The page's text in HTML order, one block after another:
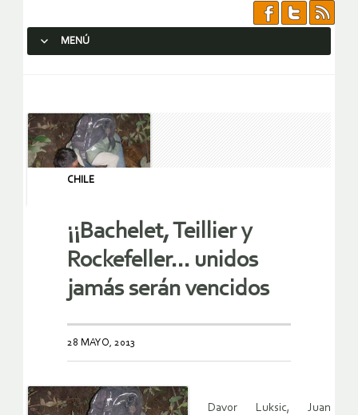
MENÚ
CHILE
¡¡Bachelet, Teillier y
Rockefeller… unidos
jamás serán vencidos
28 MAYO, 2013
Davor Luksic, Juan